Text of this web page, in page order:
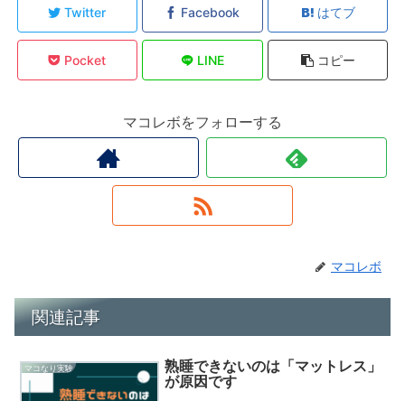
Twitter Facebook はてブ
Pocket LINE コピー
マコレボをフォローする
マコレボ
関連記事
マコなり実験
熟睡できないのは「マットレス」
が原因です